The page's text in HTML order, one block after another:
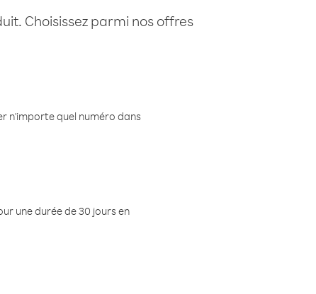
Choisissez parmi nos offres
n'importe quel numéro dans
une durée de 30 jours en